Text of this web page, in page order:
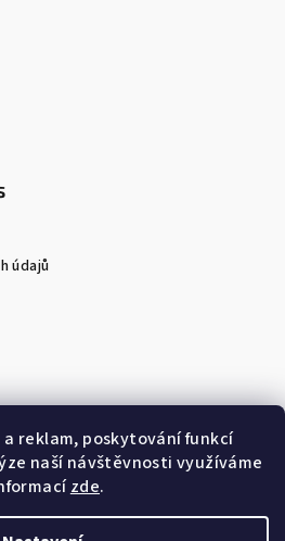
reklam, poskytování funkcí
naší návštěvnosti využíváme
zde.
údajů